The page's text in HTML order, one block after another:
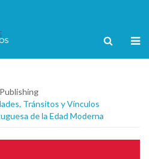
Tránsitos y Vínculos
de la Edad Moderna